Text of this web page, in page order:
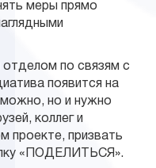
меры прямо
отделом по связям с
появится на
но и нужно
коллег и
проекте, призвать
«ПОДЕЛИТЬСЯ».